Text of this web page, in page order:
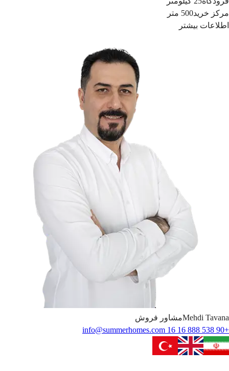
مرکز خرید500 متر
اطلاعات بیشتر
Mehdi Tavana
مشاور فروش
+90 538 888 16 16
info@summerhomes.com